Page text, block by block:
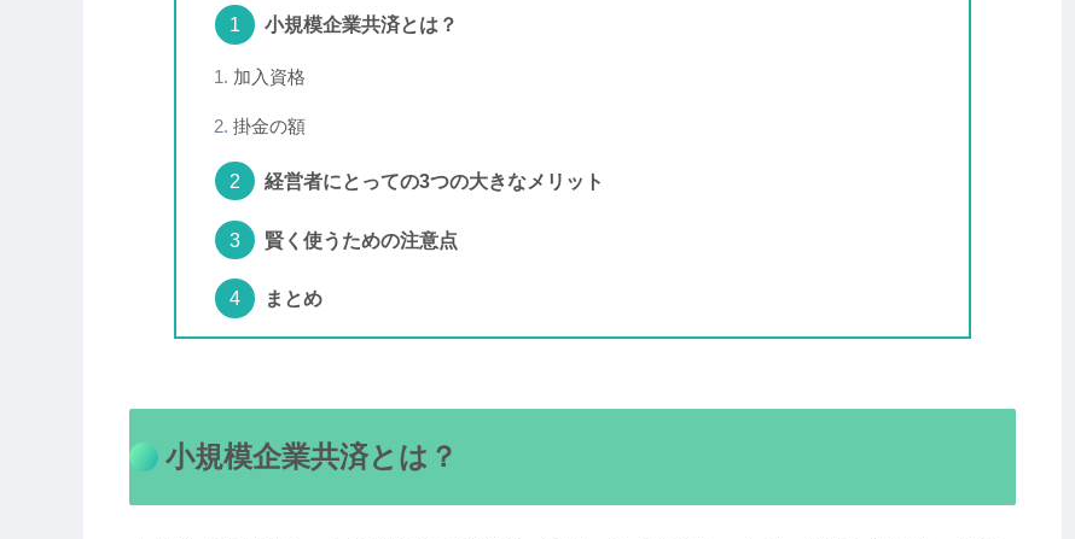
小規模企業共済とは？
加入資格
掛金の額
経営者にとっての3つの大きなメリット
賢く使うための注意点
まとめ
小規模企業共済とは？